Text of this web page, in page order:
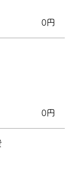
0円
0円